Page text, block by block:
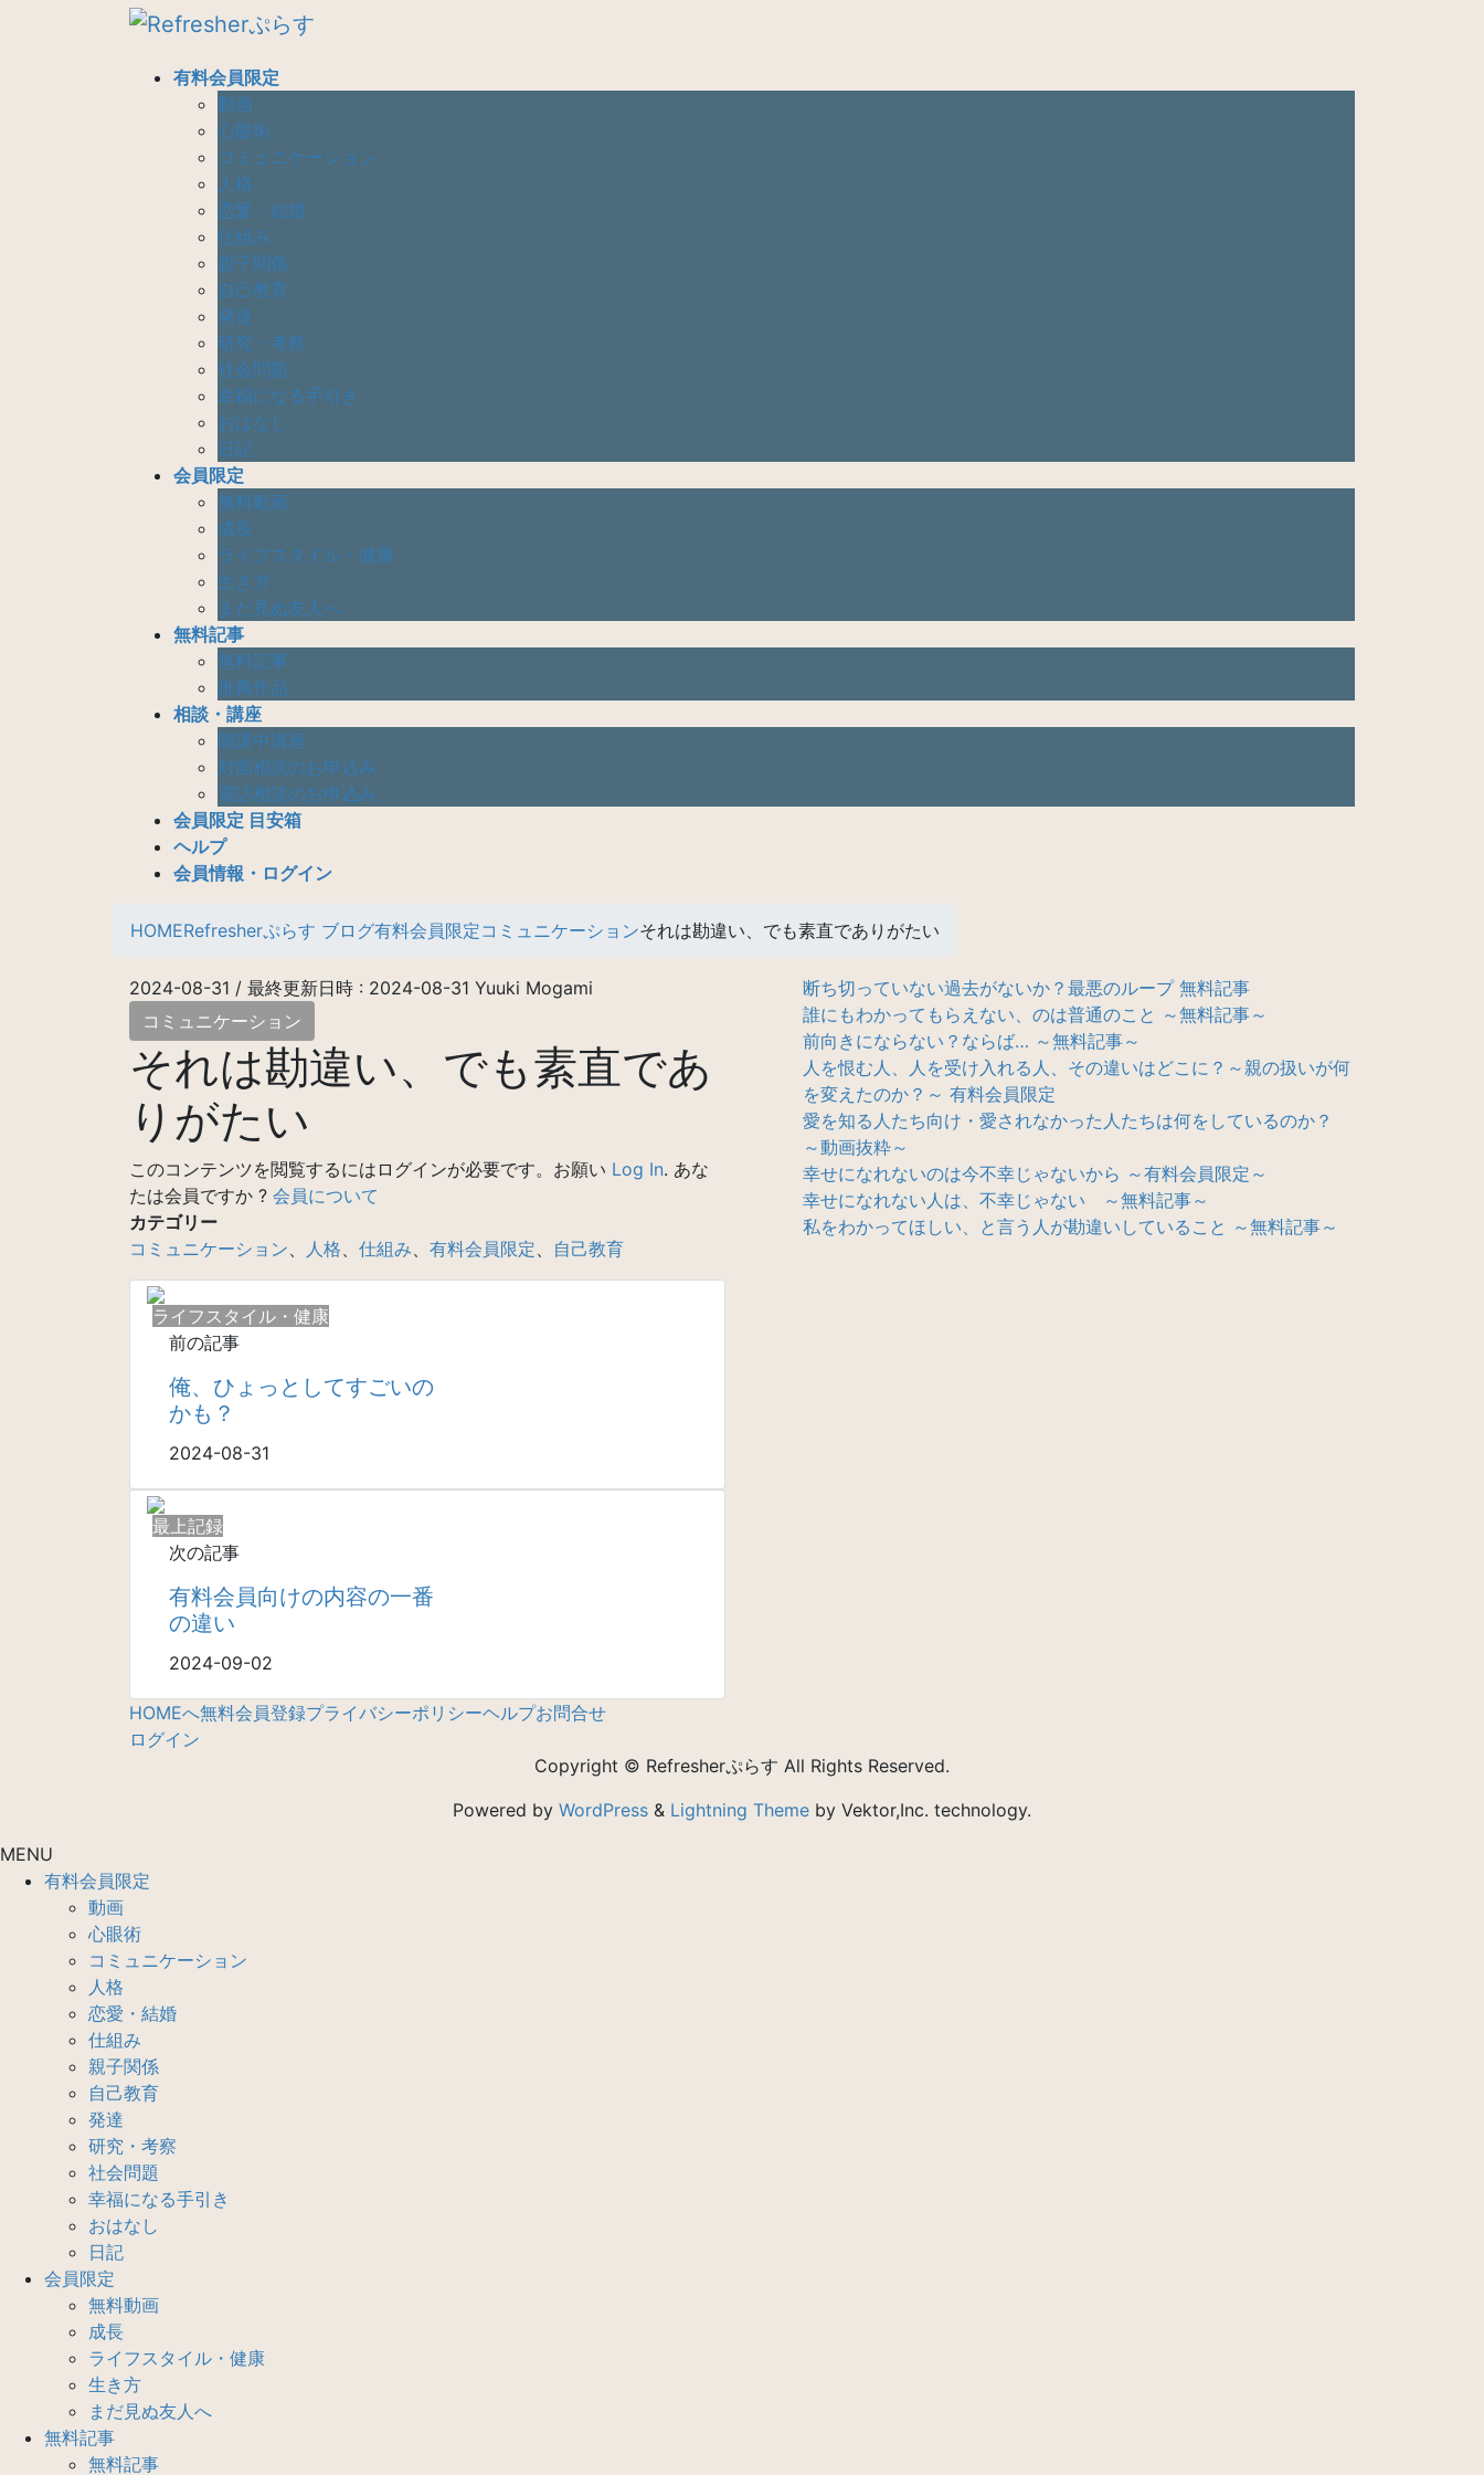
有料会員限定
動画
心眼術
コミュニケーション
人格
恋愛・結婚
仕組み
親子関係
自己教育
発達
研究・考察
社会問題
幸福になる手引き
おはなし
日記
会員限定
無料動画
成長
ライフスタイル・健康
生き方
まだ見ぬ友人へ
無料記事
無料記事
推薦作品
相談・講座
開講中講座
対面相談のお申込み
電話相談のお申込み
会員限定 目安箱
ヘルプ
会員情報・ログイン
HOMERefresherぷらす ブログ有料会員限定コミュニケーションそれは勘違い、でも素直でありがたい
2024-08-31 / 最終更新日時 : 2024-08-31 Yuuki Mogami
コミュニケーション
それは勘違い、でも素直であ
りがたい
このコンテンツを閲覧するにはログインが必要です。お願い Log In. あな
たは会員ですか ? 会員について
カテゴリー
コミュニケーション
人格 仕組み 有料会員限定 自己教育
ライフスタイル・健康
前の記事
俺、ひょっとしてすごいの
かも？
2024-08-31
最上記録
次の記事
有料会員向けの内容の一番
の違い
2024-09-02
断ち切っていない過去がないか？最悪のループ 無料記事
誰にもわかってもらえない、のは普通のこと ～無料記事～
前向きにならない？ならば… ～無料記事～
人を恨む人、人を受け入れる人、その違いはどこに？～親の扱いが何
を変えたのか？～ 有料会員限定
愛を知る人たち向け・愛されなかった人たちは何をしているのか？
～動画抜粋～
幸せになれないのは今不幸じゃないから ～有料会員限定～
幸せになれない人は、不幸じゃない ～無料記事～
私をわかってほしい、と言う人が勘違いしていること ～無料記事～
HOMEへ無料会員登録プライバシーポリシーヘルプお問合せ
ログイン
Copyright © Refresherぷらす All Rights Reserved.
Powered by WordPress & Lightning Theme by Vektor,Inc. technology.
MENU
有料会員限定
動画
心眼術
コミュニケーション
人格
恋愛・結婚
仕組み
親子関係
自己教育
発達
研究・考察
社会問題
幸福になる手引き
おはなし
日記
会員限定
無料動画
成長
ライフスタイル・健康
生き方
まだ見ぬ友人へ
無料記事
無料記事